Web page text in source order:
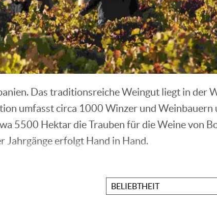
Das traditionsreiche Weingut liegt in
umfasst circa 1000 Winzer und
5500 Hektar die Trauben für die Weine von
Jahrgänge erfolgt Hand in Hand.
auf die Rebsorte Garnacha spezialisiert haben,
an Rebsorten und es wurden
heutzutage das Bild von Bodegas San Valero
Sortieren